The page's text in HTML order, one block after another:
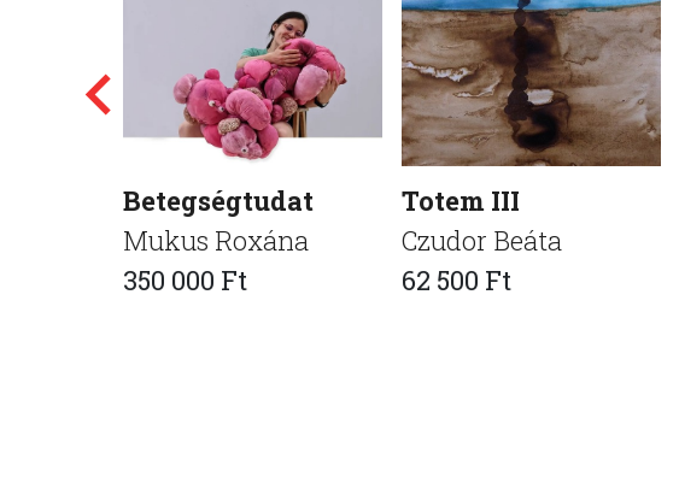
Betegségtudat
Mukus Roxána
350 000 Ft
Totem III
Czudor Beáta
62 500 Ft